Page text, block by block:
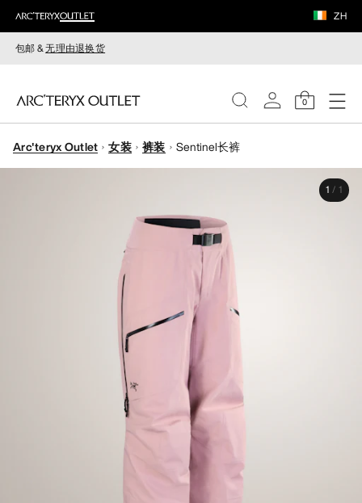
ZH
包邮 &无理由退换货
0
女装
Arc'teryx Outlet 女装 裤装 Sentinel长裤
1 / 1